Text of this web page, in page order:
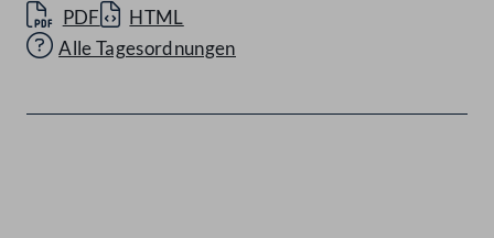
PDF
HTML
Alle Tagesordnungen